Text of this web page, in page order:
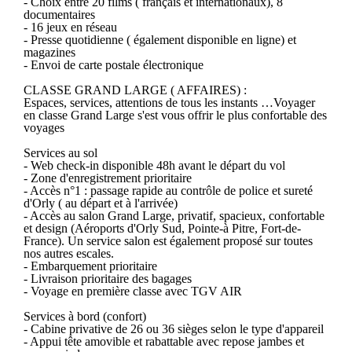
documentaires
- 16 jeux en réseau
- Presse quotidienne ( également disponible en ligne) et
magazines
- Envoi de carte postale électronique
CLASSE GRAND LARGE ( AFFAIRES) :
Espaces, services, attentions de tous les instants …Voyager
en classe Grand Large s'est vous offrir le plus confortable des
voyages
Services au sol
- Web check-in disponible 48h avant le départ du vol
- Zone d'enregistrement prioritaire
- Accès n°1 : passage rapide au contrôle de police et sureté
d'Orly ( au départ et à l'arrivée)
- Accès au salon Grand Large, privatif, spacieux, confortable
et design (Aéroports d'Orly Sud, Pointe-à Pitre, Fort-de-
France). Un service salon est également proposé sur toutes
nos autres escales.
- Embarquement prioritaire
- Livraison prioritaire des bagages
- Voyage en première classe avec TGV AIR
Services à bord (confort)
- Cabine privative de 26 ou 36 sièges selon le type d'appareil
- Appui tête amovible et rabattable avec repose jambes et